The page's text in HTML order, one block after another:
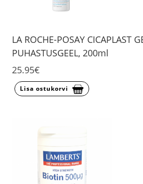
LA ROCHE-POSAY CICAPLAST
PUHASTUSGEEL, 200ml
25.95€
Lisa ostukorvi